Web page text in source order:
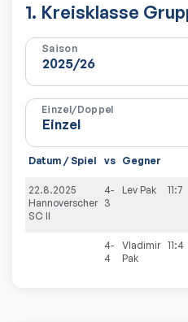
1. Kreisklasse
Saison
Einzel/Doppel
Datum / Spiel vs Gegner
22.8.2025
Hannoverscher
SC II
4-
3
Lev Pak 11:7
4-
4
Vladimir
Pak
11:4